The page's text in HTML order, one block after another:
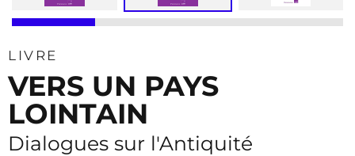
LIVRE
VERS UN PAYS
LOINTAIN
Dialogues sur l'Antiquité